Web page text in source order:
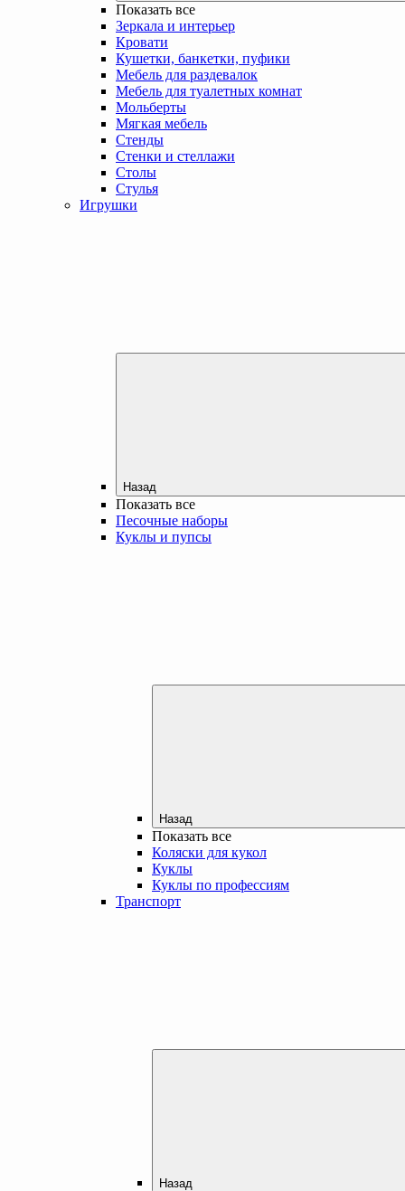
Показать все
Зеркала и интерьер
Кровати
Кушетки, банкетки, пуфики
Мебель для раздевалок
Мебель для туалетных комнат
Мольберты
Мягкая мебель
Стенды
Стенки и стеллажи
Столы
Стулья
Игрушки
Назад
Показать все
Песочные наборы
Куклы и пупсы
Назад
Показать все
Коляски для кукол
Куклы
Куклы по профессиям
Транспорт
Назад